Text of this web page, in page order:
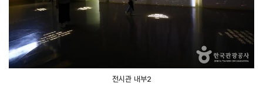
전시관 내부2